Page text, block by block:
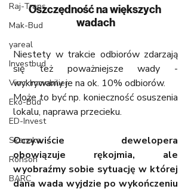
Raj-Trans
Mak-Bud
yareal
Investbud
Vinci Immobilier
Eko-Bud
ED-Invest
Skanska
Ronson
BARC
Oszczędność na większych
wadach
Niestety w trakcie odbiorów zdarzają
się też poważniejsze wady -
wykrywamy je na ok. 10% odbiorów.
Może to być np. konieczność osuszenia
lokalu, naprawa przecieku.
Oczywiście dewelopera
obowiązuje rękojmia, ale
wyobraźmy sobie sytuację w której
dana wada wyjdzie po wykończeniu